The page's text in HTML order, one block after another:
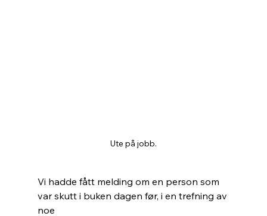
Ute på jobb.
Vi hadde fått melding om en person som
var skutt i buken dagen før, i en trefning av
noe